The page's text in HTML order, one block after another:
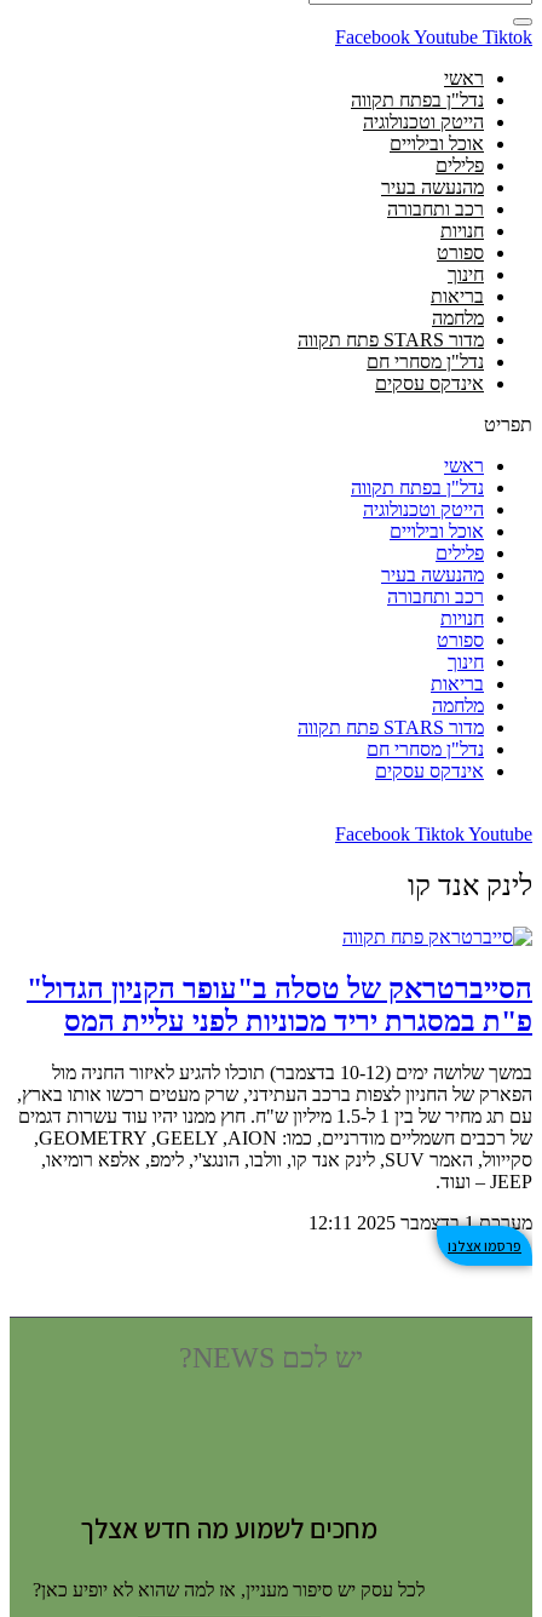
FacebookYoutube Tiktok
ראשי
נדל"ן בפתח תקווה
הייטק וטכנולוגיה
אוכל ובילויים
פלילים
מהנעשה בעיר
רכב ותחבורה
חנויות
ספורט
חינוך
בריאות
מלחמה
מדור STARS פתח תקווה
נדל"ן מסחרי חם
אינדקס עסקים
תפריט
ראשי
נדל"ן בפתח תקווה
הייטק וטכנולוגיה
אוכל ובילויים
פלילים
מהנעשה בעיר
רכב ותחבורה
חנויות
ספורט
חינוך
בריאות
מלחמה
מדור STARS פתח תקווה
נדל"ן מסחרי חם
אינדקס עסקים
Facebook TiktokYoutube
לינק אנד קו
הסייברטראק של טסלה ב"עופר הקניון הגדול"
פ"ת במסגרת יריד מכוניות לפני עליית המס
במשך שלושה ימים (10-12 בדצמבר) תוכלו להגיע לאיזור החניה מול
הפארק של החניון לצפות ברכב העתידני, שרק מעטים רכשו אותו בארץ,
עם תג מחיר של בין 1 ל-1.5 מיליון ש"ח. חוץ ממנו יהיו עוד עשרות דגמים
של רכבים חשמליים מודרניים, כמו: GEOMETRY ,GEELY ,AION,
סקייוול, האמר SUV, לינק אנד קו, וולבו, הונגצ'י, לימפ, אלפא רומיאו,
JEEP – ועוד.
מערכת1 בדצמבר 2025 12:11
פרסמו אצלנו
יש לכם NEWS?
מחכים לשמוע מה חדש אצלך
לכל עסק יש סיפור מעניין, אז למה שהוא לא יופיע כאן?